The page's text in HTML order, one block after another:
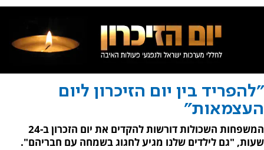
"להפריד בין יום הזיכרון ליום
העצמאות"
המשפחות השכולות דורשות להקדים את יום הזכרון ב-24
שעות, "גם לילדים שלנו מגיע לחגוג בשמחה עם חבריהם".